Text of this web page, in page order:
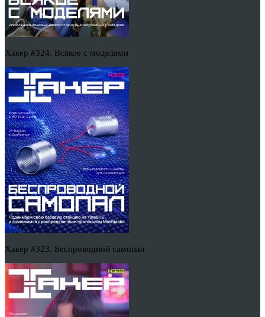
Хакер #324. Всякое с моделями
Хакер #323. Беспроводной самопал